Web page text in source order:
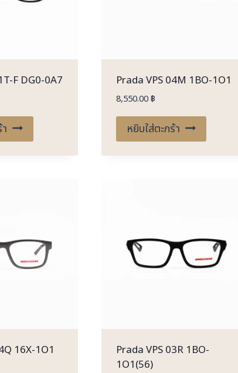
F DG0-0A7 Prada VPS 04M 1BO-1O1
8,550.00฿
หยิบใส่ตะกร้า
16X-1O1
Prada VPS 03R 1BO-
1O1(56)